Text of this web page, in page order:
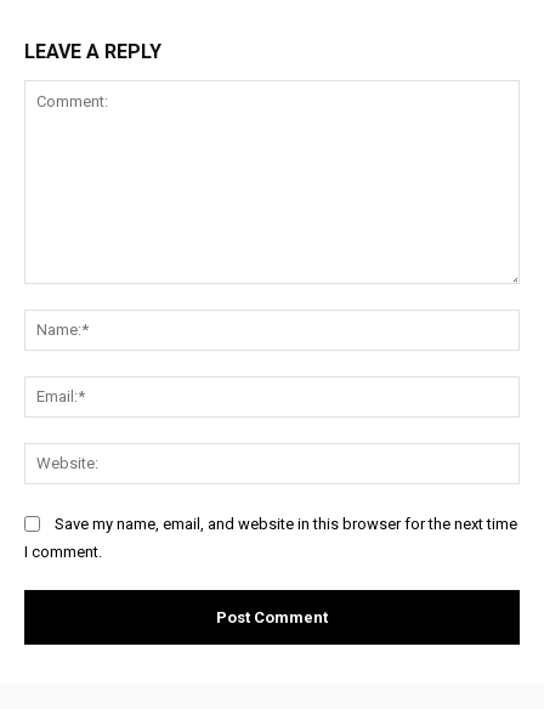
LEAVE A REPLY
Save my name, email, and website in this browser for the next time
I comment.